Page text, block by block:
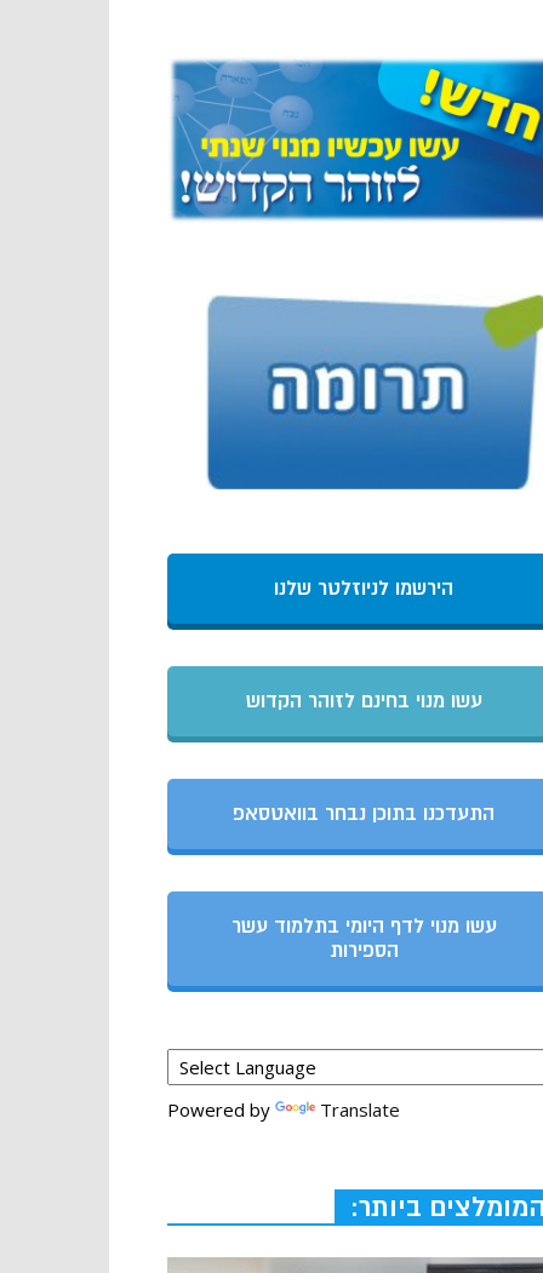
הירשמו לניוזלטר שלנו
עשו מנוי בחינם לזוהר הקדוש
התעדכנו בתוכן נבחר בוואטסאפ
עשו מנוי לדף היומי בתלמוד עשר
הספירות
Powered by Translate
המומלצים ביותר: